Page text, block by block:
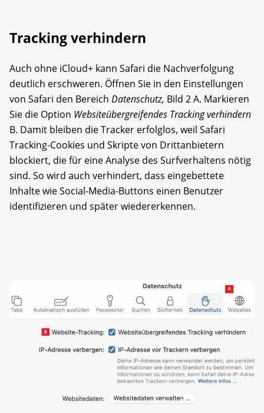
Tracking verhindern
Auch ohne iCloud+ kann Safari die Nach­verfolgung
deutlich erschweren. Öffnen Sie in den Einstellungen
von Safari den Bereich Datenschutz, Bild 2 A. Markieren
Sie die Option Websiteübergreifendes Tracking verhindern
B. Damit bleiben die Tracker erfolglos, weil Safari
Tracking-Cookies und Skripte von Drittanbietern
blockiert, die für eine Analyse des Surfverhaltens nötig
sind. So wird auch verhindert, dass eingebettete
Inhalte wie Social-Media-Buttons einen Benutzer
identifizieren und später wiedererkennen.